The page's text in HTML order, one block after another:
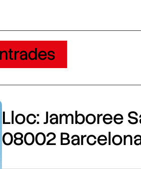
Lloc: Jamboree
08002